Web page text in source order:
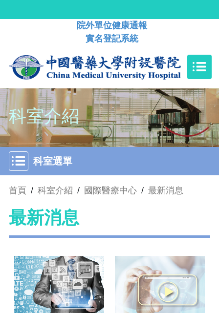
院外單位健康通報
實名登記系統
科室介紹
科室選單
首頁 / 科室介紹 / 國際醫療中心 / 最新消息
最新消息